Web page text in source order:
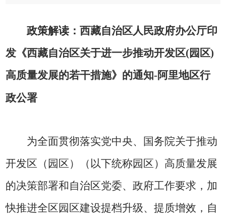
政策解读 ：西藏自治区人民政府办公厅印
发《西藏自治区关于进一步推动开发区(园区)
高质量发展的若干措施》的通知-阿里地区行
政公署
为全面贯彻落实党中央、国务院关于推动
开发区（园区）（以下统称园区）高质量发展
的决策部署和自治区党委、政府工作要求，加
快推进全区园区建设提档升级、提质增效，自